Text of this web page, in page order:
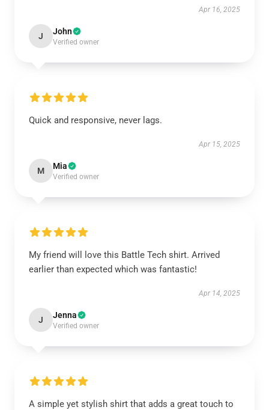
Apr 16, 2025
J John
Verified owner
Quick and responsive, never lags.
Apr 15, 2025
M Mia
Verified owner
My friend will love this Battle Tech shirt. Arrived
earlier than expected which was fantastic!
Apr 14, 2025
J Jenna
Verified owner
A simple yet stylish shirt that adds a great touch to